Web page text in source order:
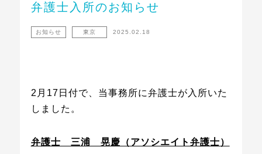
弁護士入所のお知らせ
お知らせ 東京 2025.02.18
2月17日付で、当事務所に弁護士が入所いた
しました。
弁護士 三浦 晃慶（アソシエイト弁護士）